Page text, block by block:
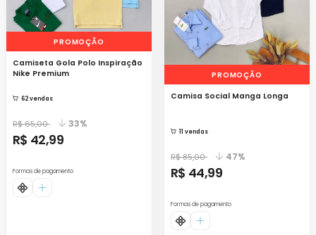
PROMOÇÃO
Camiseta Gola Polo Inspiração
Nike Premium
62 vendas
R$ 65,00 33%
R$ 42,99
Formas de pagamento
PROMOÇÃO
Camisa Social Manga Longa
11 vendas
R$ 85,00 47%
R$ 44,99
Formas de pagamento